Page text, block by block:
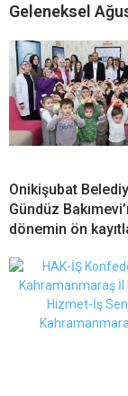
Geleneksel
Onikişubat
Gündüz
dönemin ön